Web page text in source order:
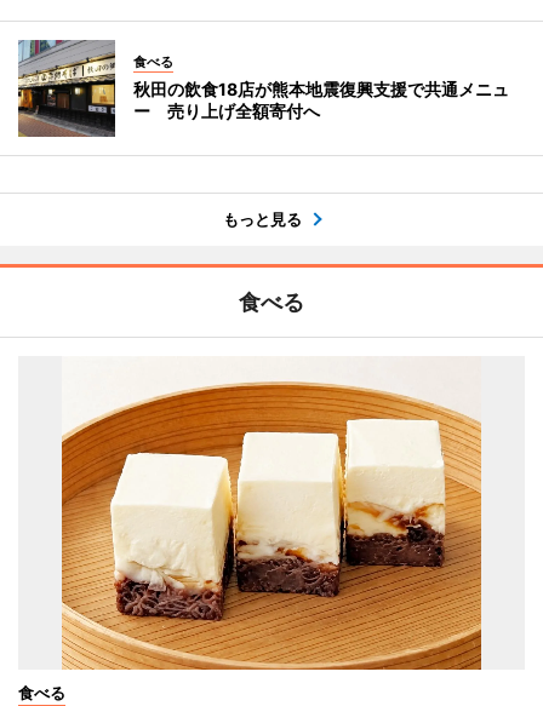
食べる
秋田の飲食18店が熊本地震復興支援で共通メニュ
ー 売り上げ全額寄付へ
もっと見る
食べる
食べる